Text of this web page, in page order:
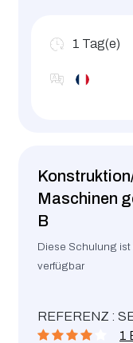
1 Tag(e)
Maschinen
B
Diese Schulung
verfügbar
REFERENZ :
1